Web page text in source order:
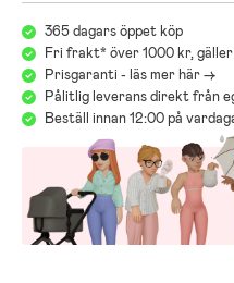
365 dagars öppet köp
Fri frakt* över 1000 kr,
Prisgaranti - läs mer här ->
Pålitlig leverans direkt från
Beställ innan 12:00 på